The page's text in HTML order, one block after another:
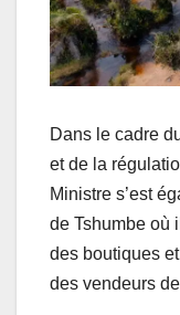
Dans le cadre
et de la
Ministre s’est
de Tshumbe où
des boutiques
des vendeurs